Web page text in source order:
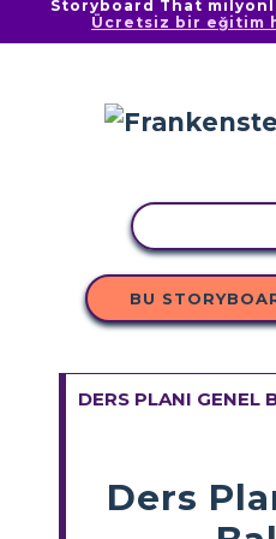
Storyboard That
Ücretsiz bir eğitim
BU
DERS PLANI GENEL
Ders